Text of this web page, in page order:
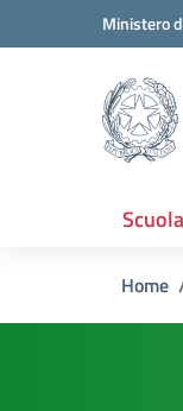
Vai ai contenuti
Vai al menu diMinistero
scuola
Scuola
Home